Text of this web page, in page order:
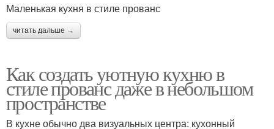
Маленькая кухня в стиле прованс
читать дальше →
Как создать уютную кухню в
стиле прованс даже в небольшом
пространстве
В кухне обычно два визуальных центра: кухонный